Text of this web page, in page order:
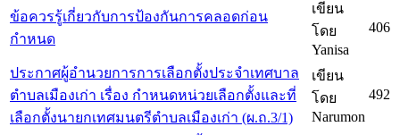
ข้อควรรู้เกี่ยวกับการป้องกันการคลอดก่อน
กำหนด
เขียน
โดย
Yanisa
406
ประกาศผู้อำนวยการการเลือกตั้งประจำเทศบาล
ตำบลเมืองเก่า เรื่อง กำหนดหน่วยเลือกตั้งและที่
เลือกตั้งนายกเทศมนตรีตำบลเมืองเก่า (ผ.ถ.3/1)
เขียน
โดย
Narumon
492